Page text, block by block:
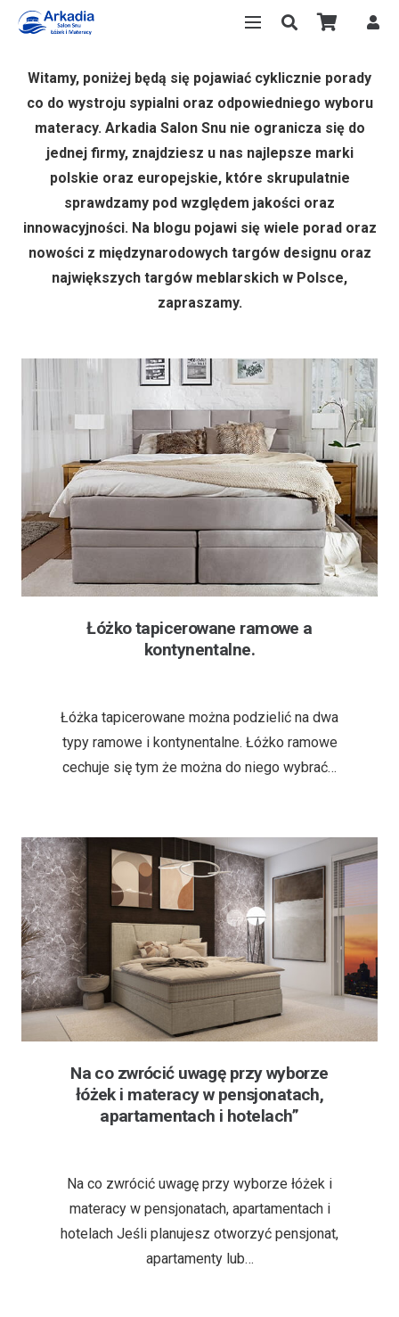
Witamy, poniżej będą się pojawiać cyklicznie porady
co do wystroju sypialni oraz odpowiedniego wyboru
materacy. Arkadia Salon Snu nie ogranicza się do
jednej firmy, znajdziesz u nas najlepsze marki
polskie oraz europejskie, które skrupulatnie
sprawdzamy pod względem jakości oraz
innowacyjności. Na blogu pojawi się wiele porad oraz
nowości z międzynarodowych targów designu oraz
największych targów meblarskich w Polsce,
zapraszamy.
Łóżko tapicerowane ramowe a
kontynentalne.
Łóżka tapicerowane można podzielić na dwa
typy ramowe i kontynentalne. Łóżko ramowe
cechuje się tym że można do niego wybrać…
Na co zwrócić uwagę przy wyborze
łóżek i materacy w pensjonatach,
apartamentach i hotelach”
Na co zwrócić uwagę przy wyborze łóżek i
materacy w pensjonatach, apartamentach i
hotelach Jeśli planujesz otworzyć pensjonat,
apartamenty lub…